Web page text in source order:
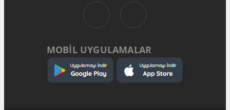
MOBİL UYGULAMALAR